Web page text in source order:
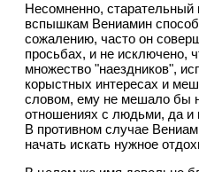
Несомненно,
вспышкам Вениамин
сожалению, часто он
просьбах, и не исключено,
множество "наездников",
корыстных интересах и
словом, ему не мешало бы
отношениях с людьми, да и
В противном случае
начать искать нужное